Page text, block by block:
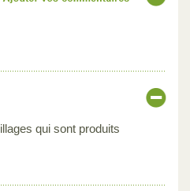
qui sont produits